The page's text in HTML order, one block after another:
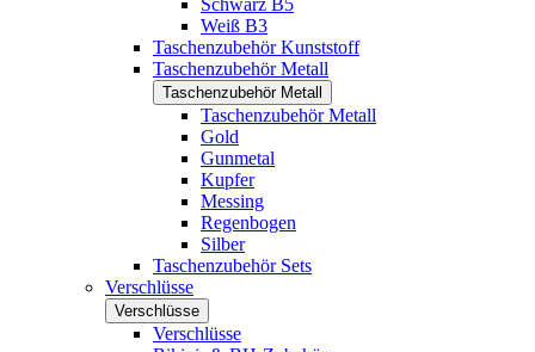
Schwarz B5
Weiß B3
Taschenzubehör Kunststoff
Taschenzubehör Metall
Taschenzubehör Metall
Taschenzubehör Metall
Gold
Gunmetal
Kupfer
Messing
Regenbogen
Silber
Taschenzubehör Sets
Verschlüsse
Verschlüsse
Verschlüsse